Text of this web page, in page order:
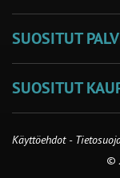
SUOSITUT
SUOSITUT
Käyttöehdot -
©